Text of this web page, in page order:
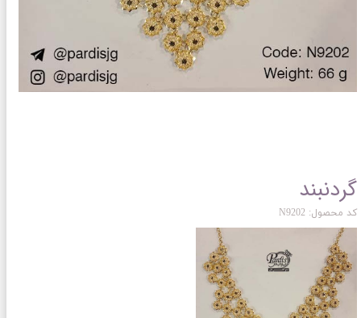
گردنبند
کد محصول: N9202